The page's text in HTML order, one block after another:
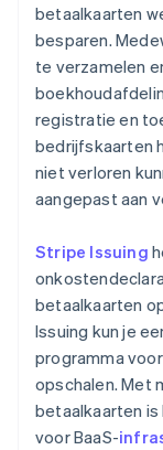
betaalkaarten
besparen.
te verzamelen
registratie en
bedrijfskaarten
niet verloren
aangepast aan
Stripe Issuing
betaalkaarten
Issuing kun je
programma
opschalen. Met
betaalkaarten
voor BaaS-